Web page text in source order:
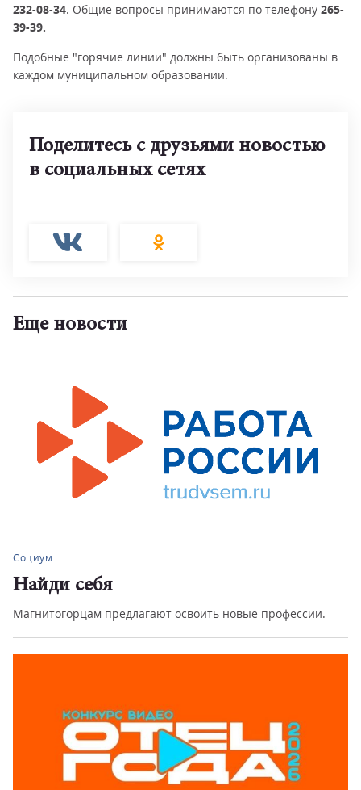
232-08-34. Общие вопросы принимаются по телефону 265-
39-39.
Подобные "горячие линии" должны быть организованы в
каждом муниципальном образовании.
Поделитесь с друзьями новостью
в социальных сетях
Еще новости
Социум
Найди себя
Магнитогорцам предлагают освоить новые профессии.